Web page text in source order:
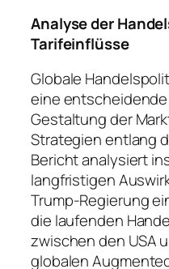
Analyse der
Tarifeinflüsse
Globale
eine entscheidende
Gestaltung der
Strategien entlang
Bericht analysiert
langfristigen
Trump-Regierung
die laufenden
zwischen den USA
globalen